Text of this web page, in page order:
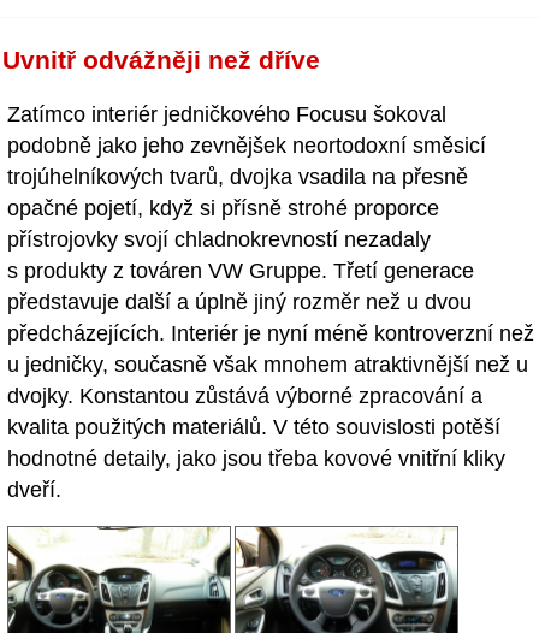
Uvnitř odvážněji než dříve
Zatímco interiér jedničkového Focusu šokoval
podobně jako jeho zevnějšek neortodoxní směsicí
trojúhelníkových tvarů, dvojka vsadila na přesně
opačné pojetí, když si přísně strohé proporce
přístrojovky svojí chladnokrevností nezadaly
s produkty z továren VW Gruppe. Třetí generace
představuje další a úplně jiný rozměr než u dvou
předcházejících. Interiér je nyní méně kontroverzní než
u jedničky, současně však mnohem atraktivnější než u
dvojky. Konstantou zůstává výborné zpracování a
kvalita použitých materiálů. V této souvislosti potěší
hodnotné detaily, jako jsou třeba kovové vnitřní kliky
dveří.